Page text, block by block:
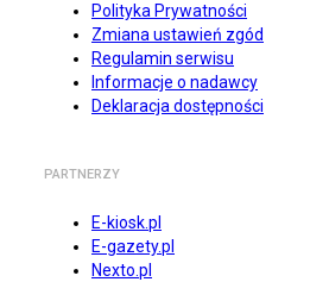
Polityka Prywatności
Zmiana ustawień zgód
Regulamin serwisu
Informacje o nadawcy
Deklaracja dostępności
PARTNERZY
E-kiosk.pl
E-gazety.pl
Nexto.pl